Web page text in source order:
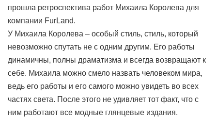
прошла ретроспектива работ Михаила Королева для
компании FurLand.
У Михаила Королева – особый стиль, стиль, который
невозможно спутать не с одним другим. Его работы
динамичны, полны драматизма и всегда возвращают к
себе. Михаила можно смело назвать человеком мира,
ведь его работы и его самого можно увидеть во всех
частях света. После этого не удивляет тот факт, что с
ним работают все модные глянцевые издания.